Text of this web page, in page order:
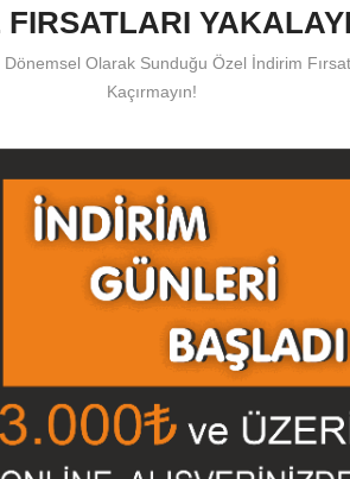
Güvenli Ödeme
Destek Merkezi
ve Sonrası Çağrı Merkezi Desteği
Dünyada internet ortamında satış
bu dönemde, imalatını yaptığımız
FIRSATLARI
Dönemsel Olarak Sunduğu Özel İndirim
Kaçırmayın!